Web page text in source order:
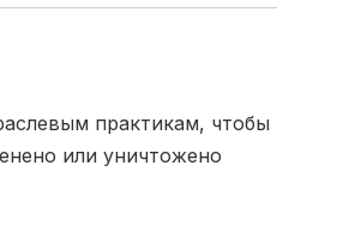
практикам, чтобы
или уничтожено